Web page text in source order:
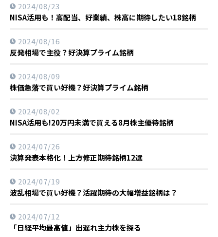
NISA活用も！高配当、好業績、株高に期待したい18銘柄
2024/08/23
反発相場で主役？好決算プライム銘柄
2024/08/16
株価急落で買い好機？好決算プライム銘柄
2024/08/09
NISA活用も!20万円未満で買える8月株主優待銘柄
2024/08/02
決算発表本格化！上方修正期待銘柄12選
2024/07/26
波乱相場で買い好機？活躍期待の大幅増益銘柄は？
2024/07/19
「日経平均最高値」出遅れ主力株を探る
2024/07/12